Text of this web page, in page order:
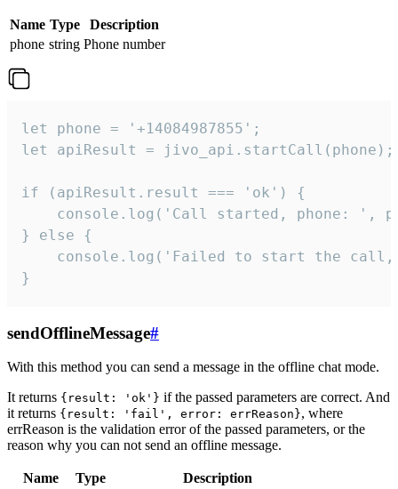
Name Type
Description
phone string Phone number
let phone = '+14084987855';
let apiResult = jivo_api.startCall(phone);
if (apiResult.result === 'ok') {
console.log('Call started, phone: ',
} else {
console.log('Failed to start the
}
sendOfflineMessage#
With this method you can send a message in the offline chat mode.
It returns {result: 'ok'} if the passed parameters are correct. And
it returns {result: 'fail', error: errReason}, where
errReason is the validation error of the passed parameters, or the
reason why you can not send an offline message.
Name Type
Description